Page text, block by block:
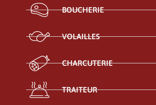
BOUCHERIE
VOLAILLES
CHARCUTERIE
TRAITEUR